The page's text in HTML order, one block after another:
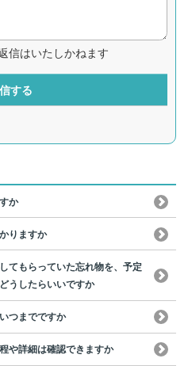
信はいたしかねます
する
か
りますか
てもらっていた忘れ物を、予定
うしたらいいですか
つまでですか
や詳細は確認できますか